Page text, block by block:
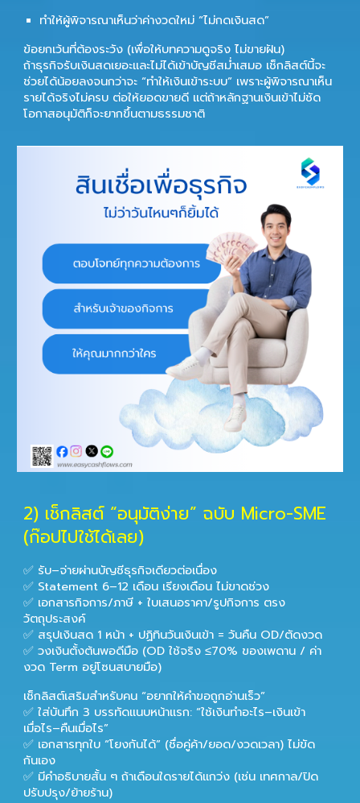
ทำให้ผู้พิจารณาเห็นว่าค่างวดใหม่ “ไม่กดเงินสด”
ข้อยกเว้นที่ต้องระวัง (เพื่อให้บทความดูจริง ไม่ขายฝัน)
ถ้าธุรกิจรับเงินสดเยอะและไม่ได้เข้าบัญชีสม่ำเสมอ เช็กลิสต์นี้จะ
ช่วยได้น้อยลงจนกว่าจะ “ทำให้เงินเข้าระบบ” เพราะผู้พิจารณาเห็น
รายได้จริงไม่ครบ ต่อให้ยอดขายดี แต่ถ้าหลักฐานเงินเข้าไม่ชัด
โอกาสอนุมัติก็จะยากขึ้นตามธรรมชาติ
2) เช็กลิสต์ “อนุมัติง่าย” ฉบับ Micro-SME
(ก๊อปไปใช้ได้เลย)
✅ รับ–จ่ายผ่านบัญชีธุรกิจเดียวต่อเนื่อง
✅ Statement 6–12 เดือน เรียงเดือน ไม่ขาดช่วง
✅ เอกสารกิจการ/ภาษี + ใบเสนอราคา/รูปกิจการ ตรง
วัตถุประสงค์
✅ สรุปเงินสด 1 หน้า + ปฏิทินวันเงินเข้า = วันคืน OD/ตัดงวด
✅ วงเงินตั้งต้นพอดีมือ (OD ใช้จริง ≤70% ของเพดาน / ค่า
งวด Term อยู่โซนสบายมือ)
เช็กลิสต์เสริมสำหรับคน “อยากให้คำขอถูกอ่านเร็ว”
✅ ใส่บันทึก 3 บรรทัดแนบหน้าแรก: “ใช้เงินทำอะไร–เงินเข้า
เมื่อไร–คืนเมื่อไร”
✅ เอกสารทุกใบ “โยงกันได้” (ชื่อคู่ค้า/ยอด/งวดเวลา) ไม่ขัด
กันเอง
✅ มีคำอธิบายสั้น ๆ ถ้าเดือนใดรายได้แกว่ง (เช่น เทศกาล/ปิด
ปรับปรุง/ย้ายร้าน)